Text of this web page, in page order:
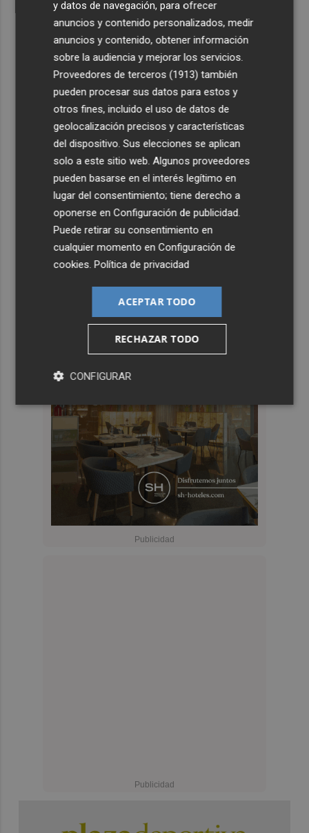
y datos de navegación, para ofrecer
anuncios y contenido personalizados, medir
anuncios y contenido, obtener información
sobre la audiencia y mejorar los servicios.
Proveedores de terceros (1913) también
pueden procesar sus datos para estos y
otros fines, incluido el uso de datos de
geolocalización precisos y características
del dispositivo. Sus elecciones se aplican
solo a este sitio web. Algunos proveedores
pueden basarse en el interés legítimo en
lugar del consentimiento; tiene derecho a
oponerse enConfiguración de publicidad
Puede retirar su consentimiento en
cualquier momento enConfiguración de
cookies .Política de privacidad
ACEPTAR TODO
RECHAZAR TODO
CONFIGURAR